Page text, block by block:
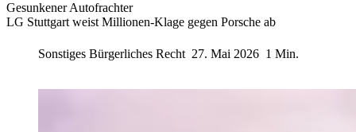
Gesunkener Autofrachter
LG Stuttgart weist Millionen-Klage gegen Porsche ab
Sonstiges Bürgerliches Recht 27. Mai 2026 1 Min.